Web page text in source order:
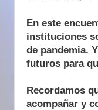
En este
instituciones
de pandemia.
futuros para
Recordamos
acompañar y